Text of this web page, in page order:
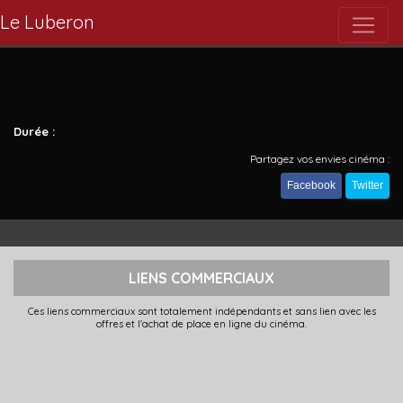
Le Luberon
Durée :
Partagez vos envies cinéma :
Facebook Twitter
LIENS COMMERCIAUX
Ces liens commerciaux sont totalement indépendants et sans lien avec les
offres et l'achat de place en ligne du cinéma.